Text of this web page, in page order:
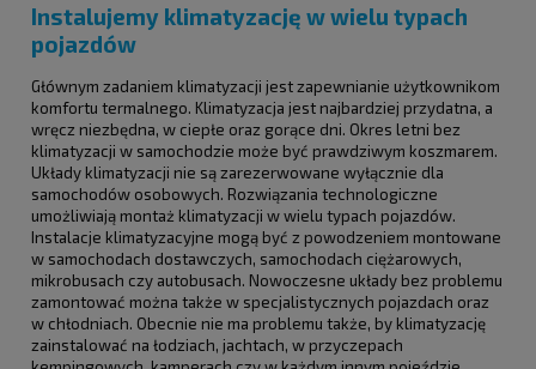
Instalujemy klimatyzację w wielu typach
pojazdów
Głównym zadaniem klimatyzacji jest zapewnianie użytkownikom
komfortu termalnego. Klimatyzacja jest najbardziej przydatna, a
wręcz niezbędna, w ciepłe oraz gorące dni. Okres letni bez
klimatyzacji w samochodzie może być prawdziwym koszmarem.
Układy klimatyzacji nie są zarezerwowane wyłącznie dla
samochodów osobowych. Rozwiązania technologiczne
umożliwiają montaż klimatyzacji w wielu typach pojazdów.
Instalacje klimatyzacyjne mogą być z powodzeniem montowane
w samochodach dostawczych, samochodach ciężarowych,
mikrobusach czy autobusach. Nowoczesne układy bez problemu
zamontować można także w specjalistycznych pojazdach oraz
w chłodniach. Obecnie nie ma problemu także, by klimatyzację
zainstalować na łodziach, jachtach, w przyczepach